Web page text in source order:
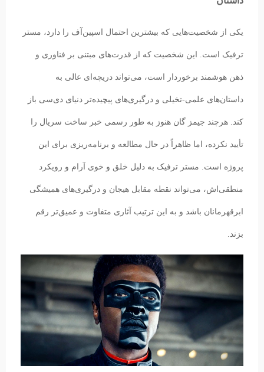
یکی از شخصیت‌هایی که بیشترین احتمال اسپین‌آف را دارد، مستر
ترفیک است. این شخصیت که از قدرت‌های مبتنی بر فناوری و
ذهن هوشمند برخوردار است، می‌تواند دریچه‌ای عالی به
داستان‌های علمی-تخیلی و درگیری‌های پیچیده‌تر دنیای دی‌سی باز
کند. هرچند جیمز گان هنوز به طور رسمی خبر ساخت سریال را
تأیید نکرده، اما ظاهراً در حال مطالعه و برنامه‌ریزی برای این
پروژه است. مستر ترفیک به دلیل خلق و خوی آرام و رویکرد
منطقی‌اش، می‌تواند نقطه مقابل هیجان و درگیری‌های همیشگی
ابرقهرمانان باشد و به این ترتیب آثاری متفاوت و عمیق‌تر رقم
بزند.